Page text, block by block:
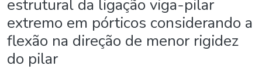
estrutural da ligação viga-pilar
extremo em pórticos considerando a
flexão na direção de menor rigidez
do pilar